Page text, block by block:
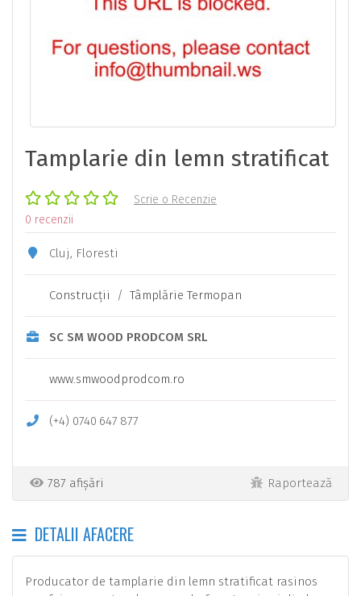
Tamplarie din lemn stratificat
Scrie o Recenzie
0 recenzii
Cluj, Floresti
Construcţii / Tâmplărie Termopan
SC SM WOOD PRODCOM SRL
www.smwoodprodcom.ro
(+4) 0740 647 877
787 afișări Raportează
DETALII AFACERE
Producator de tamplarie din lemn stratificat rasinos